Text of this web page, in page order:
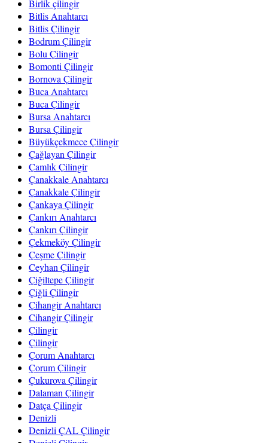
Birlik çilingir
Bitlis Anahtarcı
Bitlis Çilingir
Bodrum Çilingir
Bolu Çilingir
Bomonti Çilingir
Bornova Çilingir
Buca Anahtarcı
Buca Çilingir
Bursa Anahtarcı
Bursa Çilingir
Büyükçekmece Çilingir
Çağlayan Çilingir
Çamlık Çilingir
Çanakkale Anahtarcı
Çanakkale Çilingir
Çankaya Çilingir
Çankırı Anahtarcı
Çankırı Çilingir
Çekmeköy Çilingir
Çeşme Çilingir
Ceyhan Çilingir
Çiğiltepe Çilingir
Çiğli Çilingir
Çihangir Anahtarcı
Cihangir Çilingir
Çilingir
Çilingir
Çorum Anahtarcı
Çorum Çilingir
Çukurova Çilingir
Dalaman Çilingir
Datça Çilingir
Denizli
Denizli ÇAL Çilingir